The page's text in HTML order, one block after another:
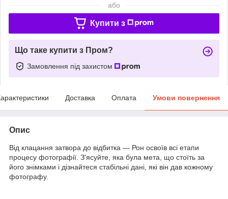
або
Купити з
Що таке купити з Пром?
Замовлення під захистом
Доставка Оплата Умови повернення
Опис
Від клацання затвора до відбитка — Рон освоїв всі етапи
процесу фотографії. З'ясуйте, яка була мета, що стоїть за
його знімками і дізнайтеся стабільні дані, які він дав кожному
фотографу.